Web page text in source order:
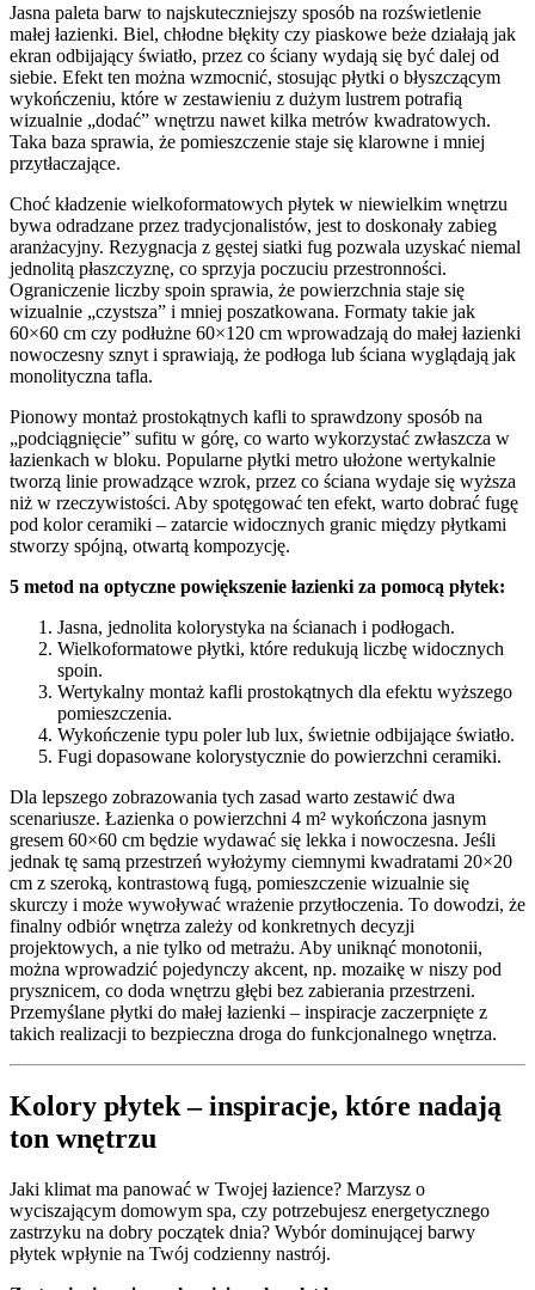
Jasna paleta barw to najskuteczniejszy sposób na rozświetlenie
małej łazienki. Biel, chłodne błękity czy piaskowe beże działają jak
ekran odbijający światło, przez co ściany wydają się być dalej od
siebie. Efekt ten można wzmocnić, stosując płytki o błyszczącym
wykończeniu, które w zestawieniu z dużym lustrem potrafią
wizualnie „dodać” wnętrzu nawet kilka metrów kwadratowych.
Taka baza sprawia, że pomieszczenie staje się klarowne i mniej
przytłaczające.
Choć kładzenie wielkoformatowych płytek w niewielkim wnętrzu
bywa odradzane przez tradycjonalistów, jest to doskonały zabieg
aranżacyjny. Rezygnacja z gęstej siatki fug pozwala uzyskać niemal
jednolitą płaszczyznę, co sprzyja poczuciu przestronności.
Ograniczenie liczby spoin sprawia, że powierzchnia staje się
wizualnie „czystsza” i mniej poszatkowana. Formaty takie jak
60×60 cm czy podłużne 60×120 cm wprowadzają do małej łazienki
nowoczesny sznyt i sprawiają, że podłoga lub ściana wyglądają jak
monolityczna tafla.
Pionowy montaż prostokątnych kafli to sprawdzony sposób na
„podciągnięcie” sufitu w górę, co warto wykorzystać zwłaszcza w
łazienkach w bloku. Popularne płytki metro ułożone wertykalnie
tworzą linie prowadzące wzrok, przez co ściana wydaje się wyższa
niż w rzeczywistości. Aby spotęgować ten efekt, warto dobrać fugę
pod kolor ceramiki – zatarcie widocznych granic między płytkami
stworzy spójną, otwartą kompozycję.
5 metod na optyczne powiększenie łazienki za pomocą płytek:
Jasna, jednolita kolorystyka na ścianach i podłogach.
Wielkoformatowe płytki, które redukują liczbę widocznych
spoin.
Wertykalny montaż kafli prostokątnych dla efektu wyższego
pomieszczenia.
Wykończenie typu poler lub lux, świetnie odbijające światło.
Fugi dopasowane kolorystycznie do powierzchni ceramiki.
Dla lepszego zobrazowania tych zasad warto zestawić dwa
scenariusze. Łazienka o powierzchni 4 m² wykończona jasnym
gresem 60×60 cm będzie wydawać się lekka i nowoczesna. Jeśli
jednak tę samą przestrzeń wyłożymy ciemnymi kwadratami 20×20
cm z szeroką, kontrastową fugą, pomieszczenie wizualnie się
skurczy i może wywoływać wrażenie przytłoczenia. To dowodzi, że
finalny odbiór wnętrza zależy od konkretnych decyzji
projektowych, a nie tylko od metrażu. Aby uniknąć monotonii,
można wprowadzić pojedynczy akcent, np. mozaikę w niszy pod
prysznicem, co doda wnętrzu głębi bez zabierania przestrzeni.
Przemyślane płytki do małej łazienki – inspiracje zaczerpnięte z
takich realizacji to bezpieczna droga do funkcjonalnego wnętrza.
Kolory płytek – inspiracje, które nadają
ton wnętrzu
Jaki klimat ma panować w Twojej łazience? Marzysz o
wyciszającym domowym spa, czy potrzebujesz energetycznego
zastrzyku na dobry początek dnia? Wybór dominującej barwy
płytek wpłynie na Twój codzienny nastrój.